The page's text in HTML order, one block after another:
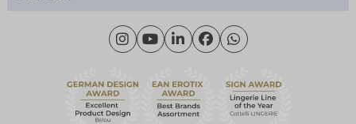
Montag - Donnerstag: 09:00 - 16:00 Uhr
Freitag: 09:00 - 15:00 Uhr
Kontakt
Häufige Fragen
Wir über uns
Nachhaltigkeit
eroFame